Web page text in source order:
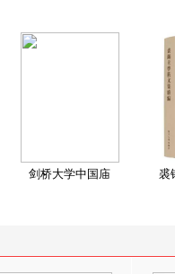
剑桥大学中国庙 裘